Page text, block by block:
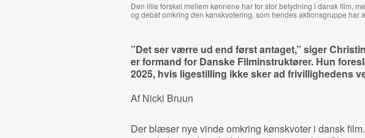
Den lille forskel mellem kønnene har for stor betydning i dansk film,
og debat omkring den kønskvotering, som hendes aktionsgruppe har
”Det ser værre ud end først antaget,” siger
er formand for Danske Filminstruktører. Hun
2025, hvis ligestilling ikke sker ad frivillighedens
Af Nicki Bruun
Der blæser nye vinde omkring kønskvoter i dansk